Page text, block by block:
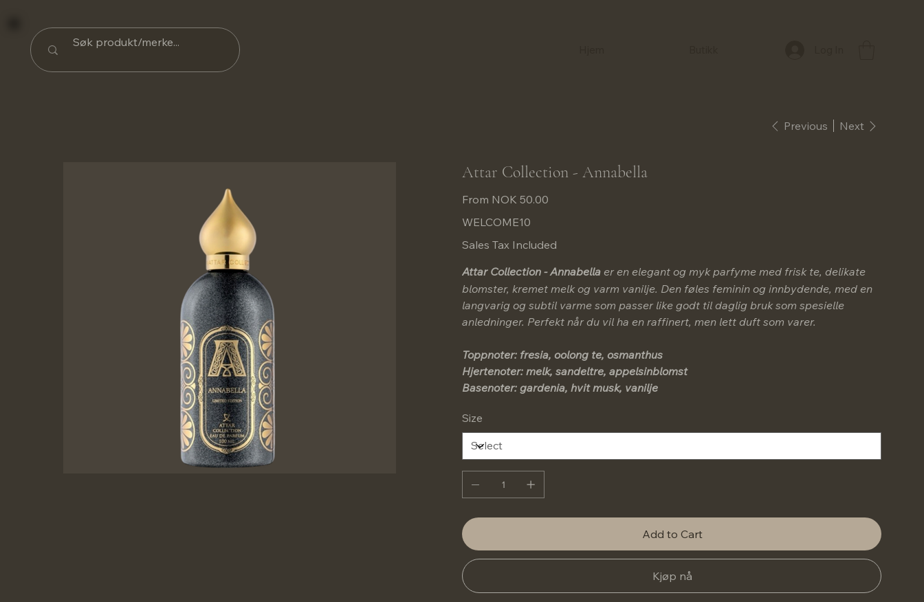
Previous Next
Attar Collection - Annabella
From NOK 50.00
WELCOME10
Sales Tax Included
Attar Collection - Annabella er en elegant og myk parfyme med frisk te, delikate
blomster, kremet melk og varm vanilje. Den føles feminin og innbydende, med en
langvarig og subtil varme som passer like godt til daglig bruk som spesielle
anledninger. Perfekt når du vil ha en raffinert, men lett duft som varer.
Toppnoter: fresia, oolong te, osmanthus
Hjertenoter: melk, sandeltre, appelsinblomst
Basenoter: gardenia, hvit musk, vanilje
Size
Add to Cart
Kjøp nå